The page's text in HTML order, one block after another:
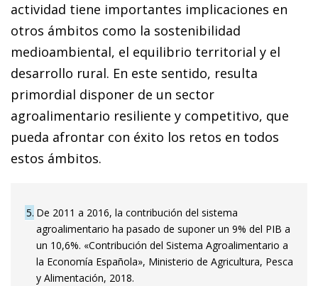
actividad tiene importantes implicaciones en
otros ámbitos como la sostenibilidad
medioambiental, el equilibrio territorial y el
desarrollo rural. En este sentido, resulta
primordial disponer de un sector
agroalimentario resiliente y competitivo, que
pueda afrontar con éxito los retos en todos
estos ámbitos.
5 De 2011 a 2016, la contribución del sistema
agroalimentario ha pasado de suponer un 9% del PIB a
un 10,6%. «Contribución del Sistema Agroalimentario a
la Economía Española», Ministerio de Agricultura, Pesca
y Alimentación, 2018.